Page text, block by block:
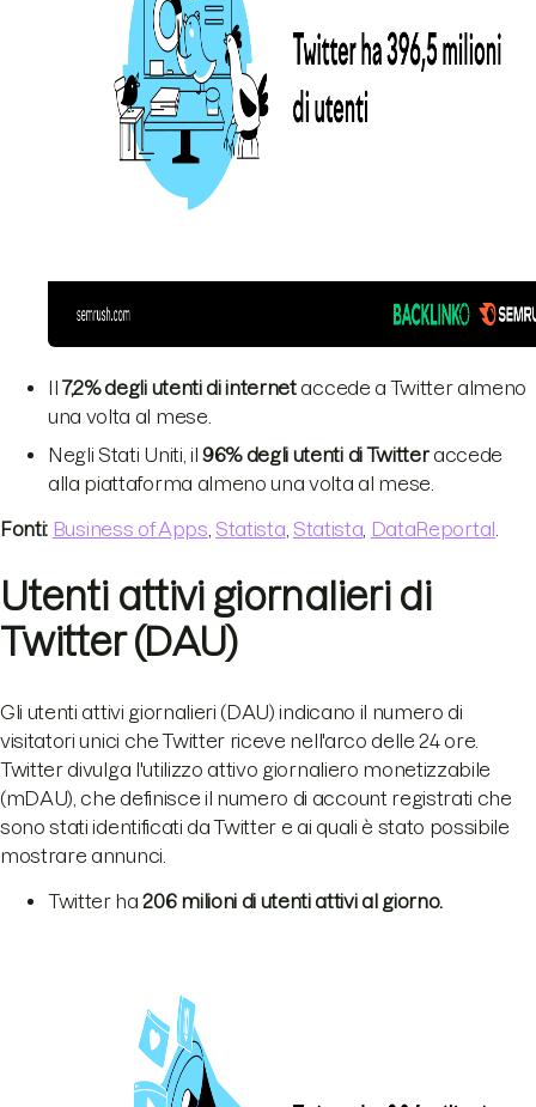
Il7,2% degli utenti di internetaccede a Twitter almeno
una volta al mese.
Negli Stati Uniti, il 96% degli utenti di Twitteraccede
alla piattaforma almeno una volta al mese.
Fonti: Business of Apps Statista Statista DataReportal
Utenti attivi giornalieri di
Twitter (DAU)
Gli utenti attivi giornalieri (DAU) indicano il numero di
visitatori unici che Twitter riceve nell'arco delle 24 ore.
Twitter divulga l'utilizzo attivo giornaliero monetizzabile
(mDAU), che definisce il numero di account registrati che
sono stati identificati da Twitter e ai quali è stato possibile
mostrare annunci.
Twitter ha 206 milioni di utenti attivi al giorno.